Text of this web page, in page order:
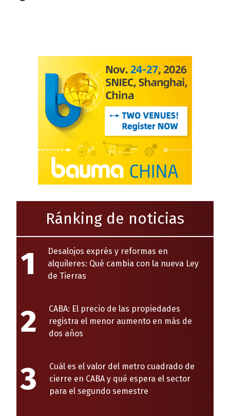
Ránking de noticias
1
Desalojos exprés y reformas en
alquileres: Qué cambia con la nueva Ley
de Tierras
2
CABA: El precio de las propiedades
registra el menor aumento en más de
dos años
3
Cuál es el valor del metro cuadrado de
cierre en CABA y qué espera el sector
para el segundo semestre